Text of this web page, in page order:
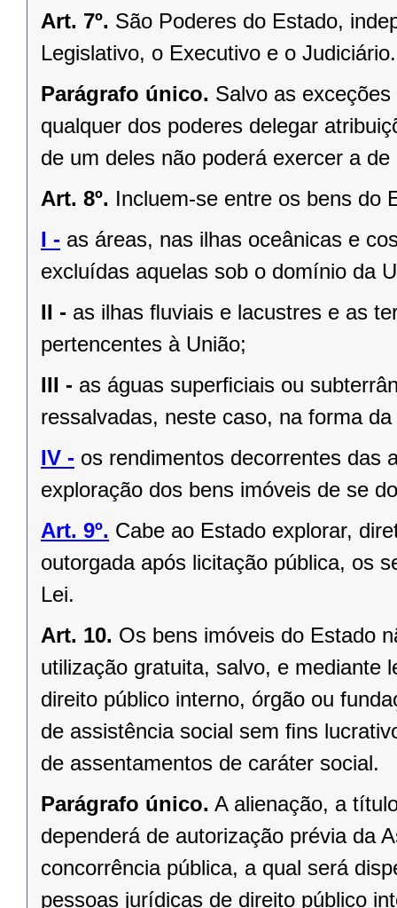
Art. 7º. São Poderes do Estado,
Legislativo, o Executivo e o Judiciário.
Parágrafo único. Salvo as
qualquer dos poderes delegar
de um deles não poderá exercer a de
Art. 8º. Incluem-se entre os bens do
I - as áreas, nas ilhas oceânicas e
excluídas aquelas sob o domínio da
II - as ilhas ﬂuviais e lacustres e as
pertencentes à União;
III - as águas superﬁciais ou
ressalvadas, neste caso, na forma
IV - os rendimentos decorrentes das
exploração dos bens imóveis de se
Art. 9º. Cabe ao Estado explorar,
outorgada após licitação pública, os
Lei.
Art. 10. Os bens imóveis do Estado
utilização gratuita, salvo, e mediante
direito público interno, órgão ou
de assistência social sem ﬁns
de assentamentos de caráter social.
Parágrafo único. A alienação, a
dependerá de autorização prévia da
concorrência pública, a qual será
pessoas jurídicas de direito público